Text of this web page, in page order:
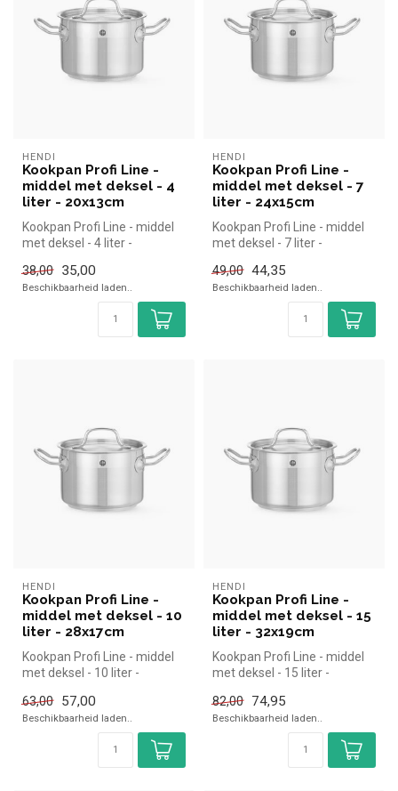
HENDI
Kookpan Profi Line -
middel met deksel - 4
liter - 20x13cm
Kookpan Profi Line - middel
met deksel - 4 liter -
sne...
38,00 35,00
Beschikbaarheid laden..
HENDI
Kookpan Profi Line -
middel met deksel - 7
liter - 24x15cm
Kookpan Profi Line - middel
met deksel - 7 liter -
sne...
49,00 44,35
Beschikbaarheid laden..
HENDI
Kookpan Profi Line -
middel met deksel - 10
liter - 28x17cm
Kookpan Profi Line - middel
met deksel - 10 liter -
sn...
63,00 57,00
Beschikbaarheid laden..
HENDI
Kookpan Profi Line -
middel met deksel - 15
liter - 32x19cm
Kookpan Profi Line - middel
met deksel - 15 liter -
sn...
82,00 74,95
Beschikbaarheid laden..